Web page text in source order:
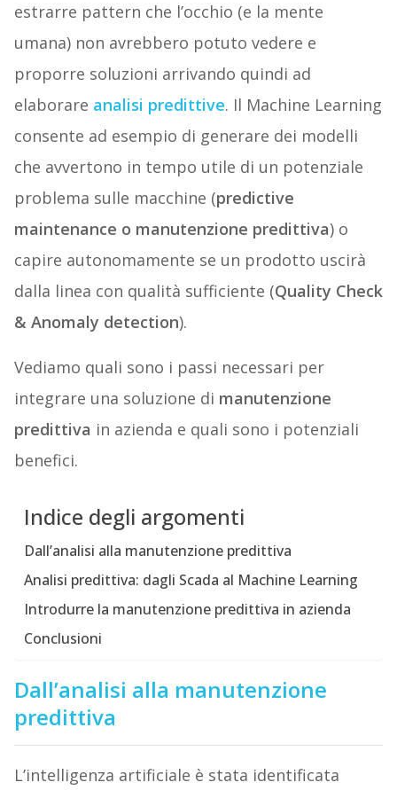
estrarre pattern che l’occhio (e la mente
umana) non avrebbero potuto vedere e
proporre soluzioni arrivando quindi ad
elaborare analisi predittive. Il Machine Learning
consente ad esempio di generare dei modelli
che avvertono in tempo utile di un potenziale
problema sulle macchine (predictive
maintenance o manutenzione predittiva) o
capire autonomamente se un prodotto uscirà
dalla linea con qualità sufficiente (Quality Check
& Anomaly detection).
Vediamo quali sono i passi necessari per
integrare una soluzione di manutenzione
predittiva in azienda e quali sono i potenziali
benefici.
Indice degli argomenti
Dall’analisi alla manutenzione predittiva
Analisi predittiva: dagli Scada al Machine Learning
Introdurre la manutenzione predittiva in azienda
Conclusioni
Dall’analisi alla manutenzione
predittiva
L’intelligenza artificiale è stata identificata